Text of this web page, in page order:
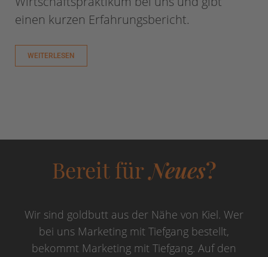
einen kurzen Erfahrungsbericht.
WEITERLESEN
Bereit fürNeues?
Wir sind goldbutt aus der Nähe von Kiel. Wer
bei uns Marketing mit Tiefgang bestellt,
bekommt Marketing mit Tiefgang. Auf den